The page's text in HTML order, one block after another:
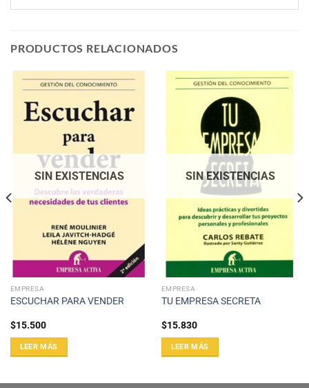
PRODUCTOS RELACIONADOS
SIN EXISTENCIAS
EMPRESA
ESCUCHAR PARA VENDER
$15.500
LEER MÁS
SIN EXISTENCIAS
EMPRESA
TU EMPRESA SECRETA
$15.830
LEER MÁS